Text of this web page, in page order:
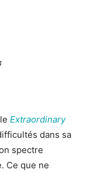
Extraordinary
dans sa
spectre
Ce que ne